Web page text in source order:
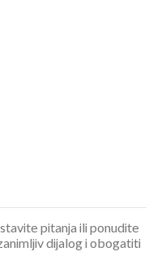
pitanja ili ponudite
dijalog i obogatiti